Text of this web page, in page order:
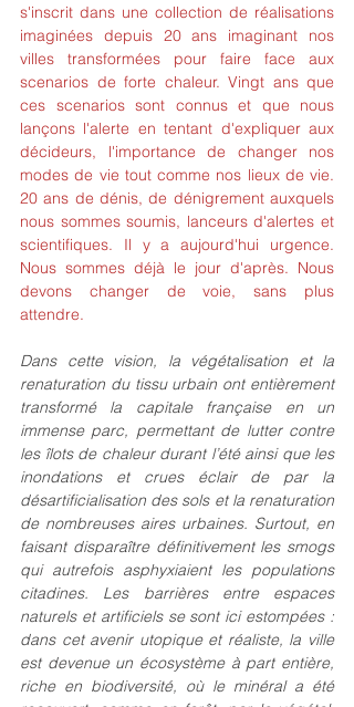
s'inscrit dans une collection de réalisations
imaginées depuis 20 ans imaginant nos
villes transformées pour faire face aux
scenarios de forte chaleur. Vingt ans que
ces scenarios sont connus et que nous
lançons l'alerte en tentant d'expliquer aux
décideurs, l'importance de changer nos
modes de vie tout comme nos lieux de vie.
20 ans de dénis, de dénigrement auxquels
nous sommes soumis, lanceurs d'alertes et
scientifiques. Il y a aujourd'hui urgence.
Nous sommes déjà le jour d'après. Nous
devons changer de voie, sans plus
attendre.
Dans cette vision, la végétalisation et la
renaturation du tissu urbain ont entièrement
transformé la capitale française en un
immense parc, permettant de lutter contre
les îlots de chaleur durant l’été ainsi que les
inondations et crues éclair de par la
désartificialisation des sols et la renaturation
de nombreuses aires urbaines. Surtout, en
faisant disparaître définitivement les smogs
qui autrefois asphyxiaient les populations
citadines. Les barrières entre espaces
naturels et artificiels se sont ici estompées :
dans cet avenir utopique et réaliste, la ville
est devenue un écosystème à part entière,
riche en biodiversité, où le minéral a été